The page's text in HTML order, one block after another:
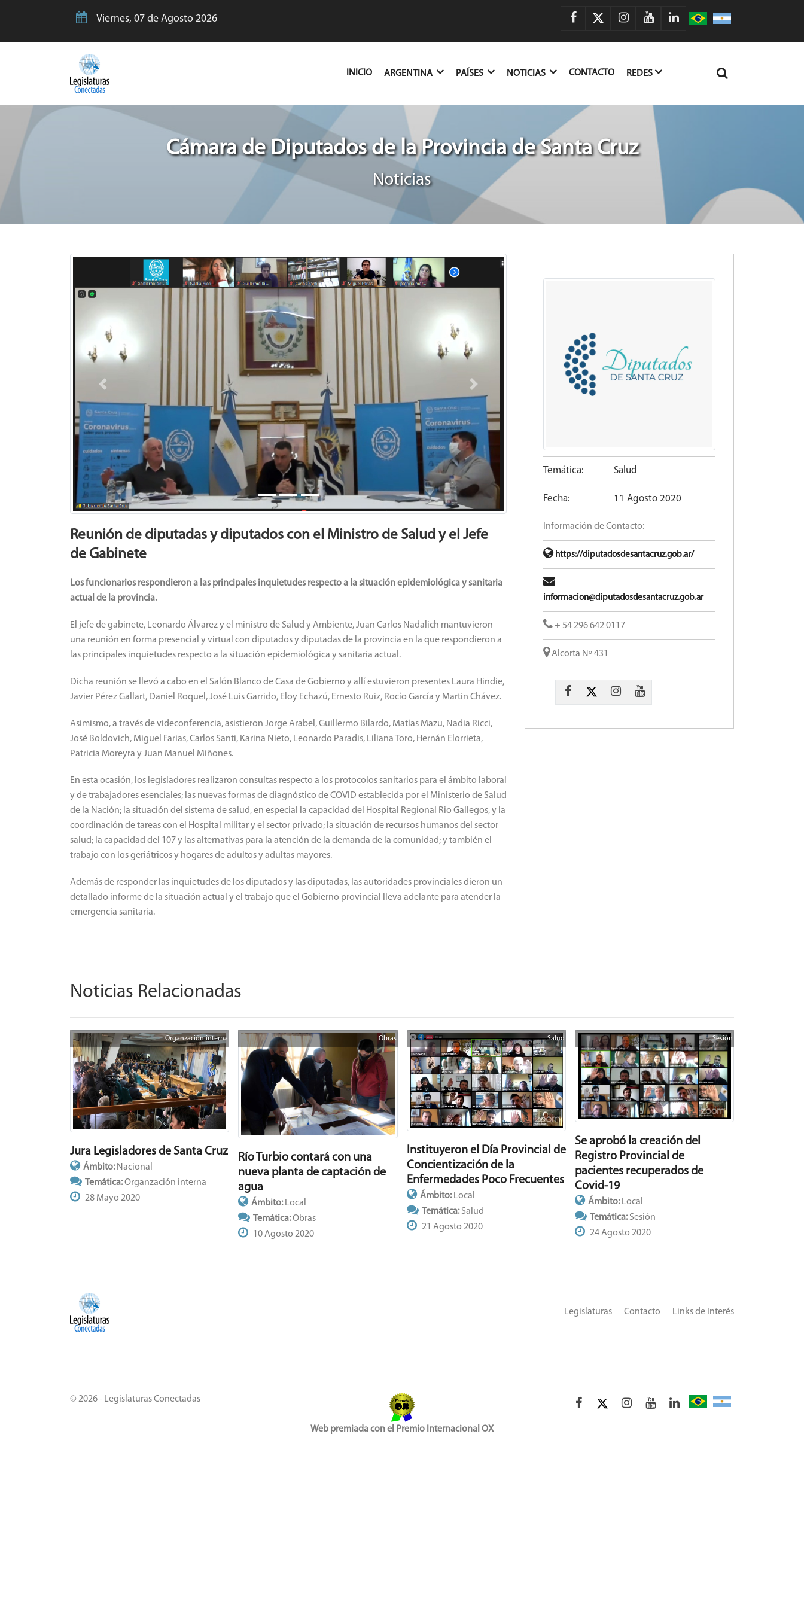
Viernes, 07 de Agosto 2026
INICIO(CURRENT)
ARGENTINA PAÍSES NOTICIAS CONTACTO REDES
Cámara de Diputados de la Provincia de Santa Cruz
Noticias
Previous Next
Reunión de diputadas y diputados con el Ministro de Salud y el Jefe
de Gabinete
Los funcionarios respondieron a las principales inquietudes respecto a la situación epidemiológica y sanitaria
actual de la provincia.
El jefe de gabinete, Leonardo Álvarez y el ministro de Salud y Ambiente, Juan Carlos Nadalich mantuvieron
una reunión en forma presencial y virtual con diputados y diputadas de la provincia en la que respondieron a
las principales inquietudes respecto a la situación epidemiológica y sanitaria actual.
Dicha reunión se llevó a cabo en el Salón Blanco de Casa de Gobierno y allí estuvieron presentes Laura Hindie,
Javier Pérez Gallart, Daniel Roquel, José Luis Garrido, Eloy Echazú, Ernesto Ruiz, Rocío García y Martin Chávez.
Asimismo, a través de videconferencia, asistieron Jorge Arabel, Guillermo Bilardo, Matías Mazu, Nadia Ricci,
José Boldovich, Miguel Farias, Carlos Santi, Karina Nieto, Leonardo Paradis, Liliana Toro, Hernán Elorrieta,
Patricia Moreyra y Juan Manuel Miñones.
En esta ocasión, los legisladores realizaron consultas respecto a los protocolos sanitarios para el ámbito laboral
y de trabajadores esenciales; las nuevas formas de diagnóstico de COVID establecida por el Ministerio de Salud
de la Nación; la situación del sistema de salud, en especial la capacidad del Hospital Regional Rio Gallegos, y la
coordinación de tareas con el Hospital militar y el sector privado; la situación de recursos humanos del sector
salud; la capacidad del 107 y las alternativas para la atención de la demanda de la comunidad; y también el
trabajo con los geriátricos y hogares de adultos y adultas mayores.
Además de responder las inquietudes de los diputados y las diputadas, las autoridades provinciales dieron un
detallado informe de la situación actual y el trabajo que el Gobierno provincial lleva adelante para atender la
emergencia sanitaria.
Temática: Salud
Fecha: 11 Agosto 2020
Información de Contacto:
https://diputadosdesantacruz.gob.ar/
informacion@diputadosdesantacruz.gob.ar
+ 54 296 642 0117
Alcorta Nº 431
Noticias Relacionadas
Organzación interna
Jura Legisladores de Santa Cruz
Ámbito: Nacional
Temática:Organzación interna
28 Mayo 2020
Obras
Río Turbio contará con una
nueva planta de captación de
agua
Ámbito: Local
Temática:Obras
10 Agosto 2020
Salud
Instituyeron el Día Provincial de
Concientización de la
Enfermedades Poco Frecuentes
Ámbito: Local
Temática:Salud
21 Agosto 2020
Sesión
Se aprobó la creación del
Registro Provincial de
pacientes recuperados de
Covid-19
Ámbito:Local
Temática:Sesión
24 Agosto 2020
Links de Interés
Contacto
Legislaturas
© 2026 - Legislaturas Conectadas
Web premiada con el Premio Internacional OX